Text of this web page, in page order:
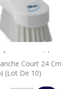
Court 24 Cm
(lot De 10)
Aperçu rapide